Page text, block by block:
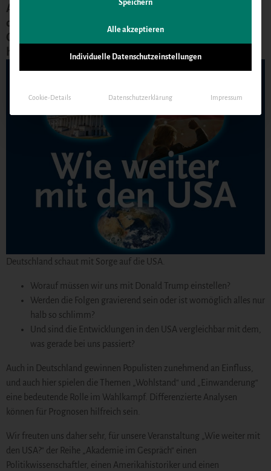
Am 30.01.2025 lud die Niedersächsische Akademie
der Wissenschaften zu Göttingen zum
Gesprächsabend "Wie weiter mit den USA" in das
historische Rathaus Göttingen.
Deutschland schaut mit Sorge auf die USA.
Worauf müssen wir uns mit Donald Trump einstellen?
Werden die Folgen gravierend sein oder ist womöglich alles nur
halb so schlimm?
Und sind die Entwicklungen in den USA vergleichbar mit dem,
was gerade bei uns passiert?
Auch in Deutschland gewinnen Populisten zunehmend an Einfluss,
und auch hier spielen die Themen „Wohlstand“ und „Einwanderung“
eine bedeutende Rolle im Wahlkampf. Differenzierte Analysen
können für Prognosen hilfreich sein.
Wir freuten uns daher sehr, für unsere Veranstaltung „Wie weiter mit
den USA?“ der Reihe „Akademie im Gespräch“ einen
Politikwissenschaftler, einen Amerikahistoriker und einen
Speichern
Alle akzeptieren
Individuelle Datenschutzeinstellungen
Cookie-Details Datenschutzerklärung Impressum